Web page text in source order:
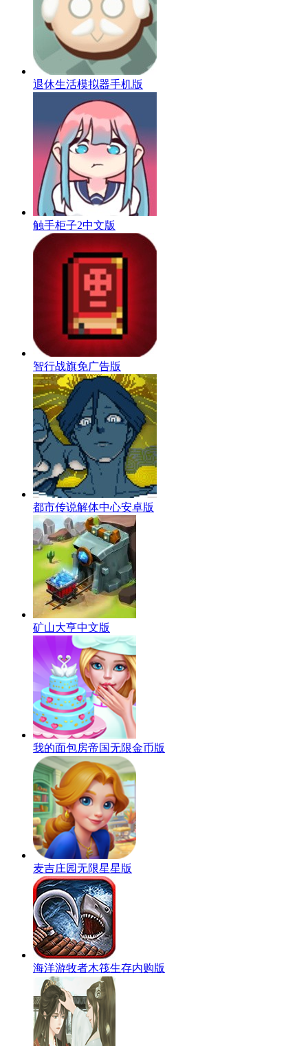
退休生活模拟器手机版
触手柜子2中文版
智行战旗免广告版
都市传说解体中心安卓版
矿山大亨中文版
我的面包房帝国无限金币版
麦吉庄园无限星星版
海洋游牧者木筏生存内购版